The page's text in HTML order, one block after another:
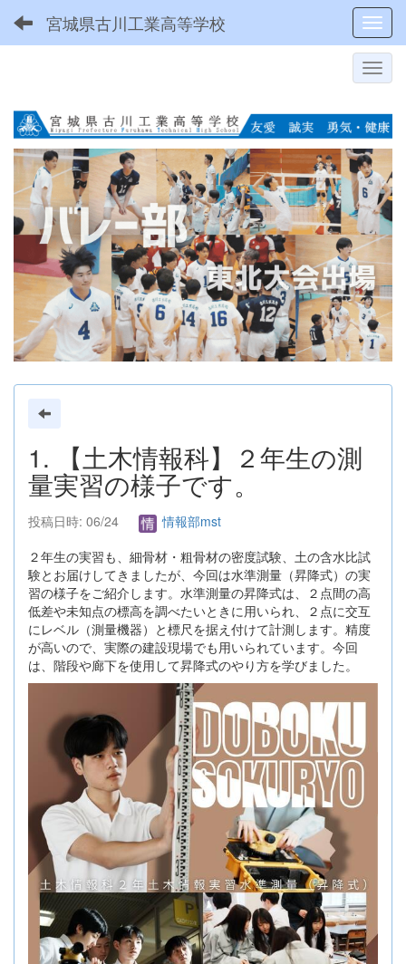
宮城県古川工業高等学校
1. 【土木情報科】２年生の測
量実習の様子です。
投稿日時: 06/24
情報部mst
２年生の実習も、細骨材・粗骨材の密度試験、土の含水比試
験とお届けしてきましたが、今回は水準測量（昇降式）の実
習の様子をご紹介します。水準測量の昇降式は、２点間の高
低差や未知点の標高を調べたいときに用いられ、２点に交互
にレベル（測量機器）と標尺を据え付けて計測します。精度
が高いので、実際の建設現場でも用いられています。今回
は、階段や廊下を使用して昇降式のやり方を学びました。